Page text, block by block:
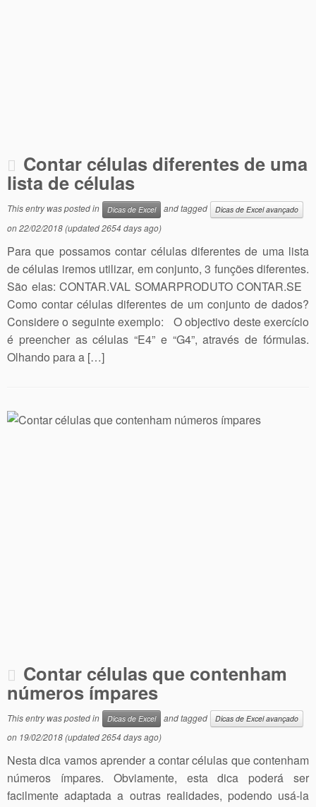
Contar células diferentes de uma
lista de células
This entry was posted in Dicas de Excel and tagged Dicas de Excel avançado
on22/02/2018(updated 2654 days ago)
Para que possamos contar células diferentes de uma lista
de células iremos utilizar, em conjunto, 3 funções diferentes.
São elas: CONTAR.VAL SOMARPRODUTO CONTAR.SE
Como contar células diferentes de um conjunto de dados?
Considere o seguinte exemplo: O objectivo deste exercício
é preencher as células “E4” e “G4”, através de fórmulas.
Olhando para a […]
Contar células que contenham
números ímpares
This entry was posted in Dicas de Excel and tagged Dicas de Excel avançado
on 19/02/2018(updated 2654 days ago)
Nesta dica vamos aprender a contar células que contenham
números ímpares. Obviamente, esta dica poderá ser
facilmente adaptada a outras realidades, podendo usá-la